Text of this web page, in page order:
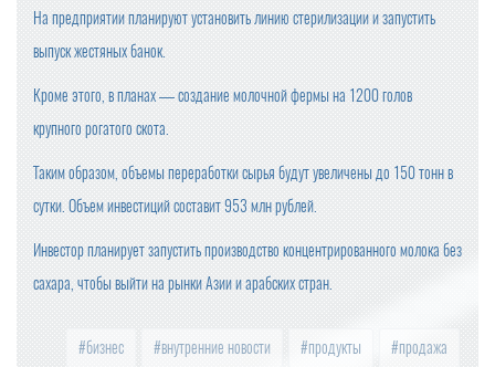
На предприятии планируют установить линию стерилизации и запустить
выпуск жестяных банок.
Кроме этого, в планах — создание молочной фермы на 1200 голов
крупного рогатого скота.
Таким образом, объемы переработки сырья будут увеличены до 150 тонн в
сутки. Объем инвестиций составит 953 млн рублей.
Инвестор планирует запустить производство концентрированного молока без
сахара, чтобы выйти на рынки Азии и арабских стран.
бизнес внутренние новости продукты продажа